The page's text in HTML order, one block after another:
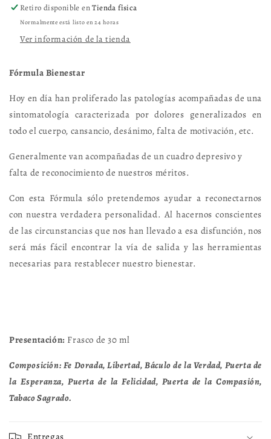
Retiro disponible enTienda física
Normalmente está listo en 24 horas
Ver información de la tienda
Fórmula Bienestar
Hoy en día han proliferado las patologías acompañadas de una
sintomatología caracterizada por dolores generalizados en
todo el cuerpo, cansancio, desánimo, falta de motivación, etc.
Generalmente van acompañadas de un cuadro depresivo y
falta de reconocimiento de nuestros méritos.
Con esta Fórmula sólo pretendemos ayudar a reconectarnos
con nuestra verdadera personalidad. Al hacernos conscientes
de las circunstancias que nos han llevado a esa disfunción, nos
será más fácil encontrar la vía de salida y las herramientas
necesarias para restablecer nuestro bienestar.
Presentación: Frasco de 30 ml
Composición: Fe Dorada, Libertad, Báculo de la Verdad, Puerta de
la Esperanza, Puerta de la Felicidad, Puerta de la Compasión,
Tabaco Sagrado.